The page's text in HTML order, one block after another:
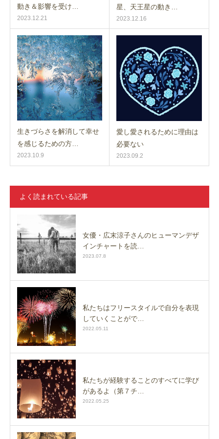
動き＆影響を受け…
2023.12.21
星、天王星の動き…
2023.12.16
生きづらさを解消して幸せ
を感じるための方…
2023.10.9
愛し愛されるために理由は
必要ない
2023.09.2
よく読まれている記事
女優・広末涼子さんのヒューマンデザ
インチャートを読…
2023.07.8
私たちはフリースタイルで自分を表現
していくことがで…
2022.05.11
私たちが経験することのすべてに学び
があるよ（第７チ…
2022.05.25